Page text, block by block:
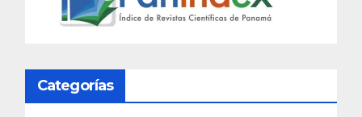
Categorías